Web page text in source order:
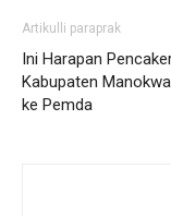
Artikulli paraprak
Ini Harapan
Kabupaten
ke Pemda